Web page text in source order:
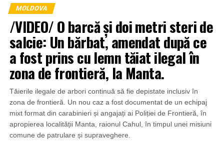
MOLDOVA
/VIDEO/ O barcă și doi metri steri de
salcie: Un bărbat, amendat după ce
a fost prins cu lemn tăiat ilegal în
zona de frontieră, la Manta.
Tăierile ilegale de arbori continuă să fie depistate inclusiv în
zona de frontieră. Un nou caz a fost documentat de un echipaj
mixt format din carabinieri și angajați ai Poliției de Frontieră, în
apropierea localității Manta, raionul Cahul, în timpul unei misiuni
comune de patrulare și supraveghere.